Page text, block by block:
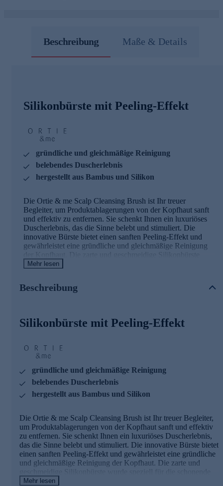
Beschreibung Maße & Details
Silikonbürste mit Peeling-Effekt
gründliche und gleichmäßige Reinigung
belebendes Duscherlebnis
hergestellt aus Bambus und Silikon
Die Ortie & me Scalp Cleansing Brush ist Ihr treuer
Begleiter, um Produktablagerungen von der Kopfhaut sanft
und effektiv zu entfernen. Sie schenkt Ihnen ein luxuriöses
Duscherlebnis, das die Sinne belebt und stimuliert. Die
innovative Bürste bietet einen sanften Peeling-Effekt und
gewährleistet eine gründliche und gleichmäßige Reinigung
der Kopfhaut. Die zarte und geschmeidige Silikonbürste
wurde speziell für die schonende Kopfhautreinigung
Für ein angenehme Reinigungserlebnis jetzt online
Mehr lesen
Beschreibung
Silikonbürste mit Peeling-Effekt
gründliche und gleichmäßige Reinigung
belebendes Duscherlebnis
hergestellt aus Bambus und Silikon
Die Ortie & me Scalp Cleansing Brush ist Ihr treuer Begleiter,
um Produktablagerungen von der Kopfhaut sanft und effektiv
zu entfernen. Sie schenkt Ihnen ein luxuriöses Duscherlebnis,
das die Sinne belebt und stimuliert. Die innovative Bürste bietet
einen sanften Peeling-Effekt und gewährleistet eine gründliche
und gleichmäßige Reinigung der Kopfhaut. Die zarte und
geschmeidige Silikonbürste wurde speziell für die schonende
Kopfhautreinigung entwickelt.
Mehr lesen